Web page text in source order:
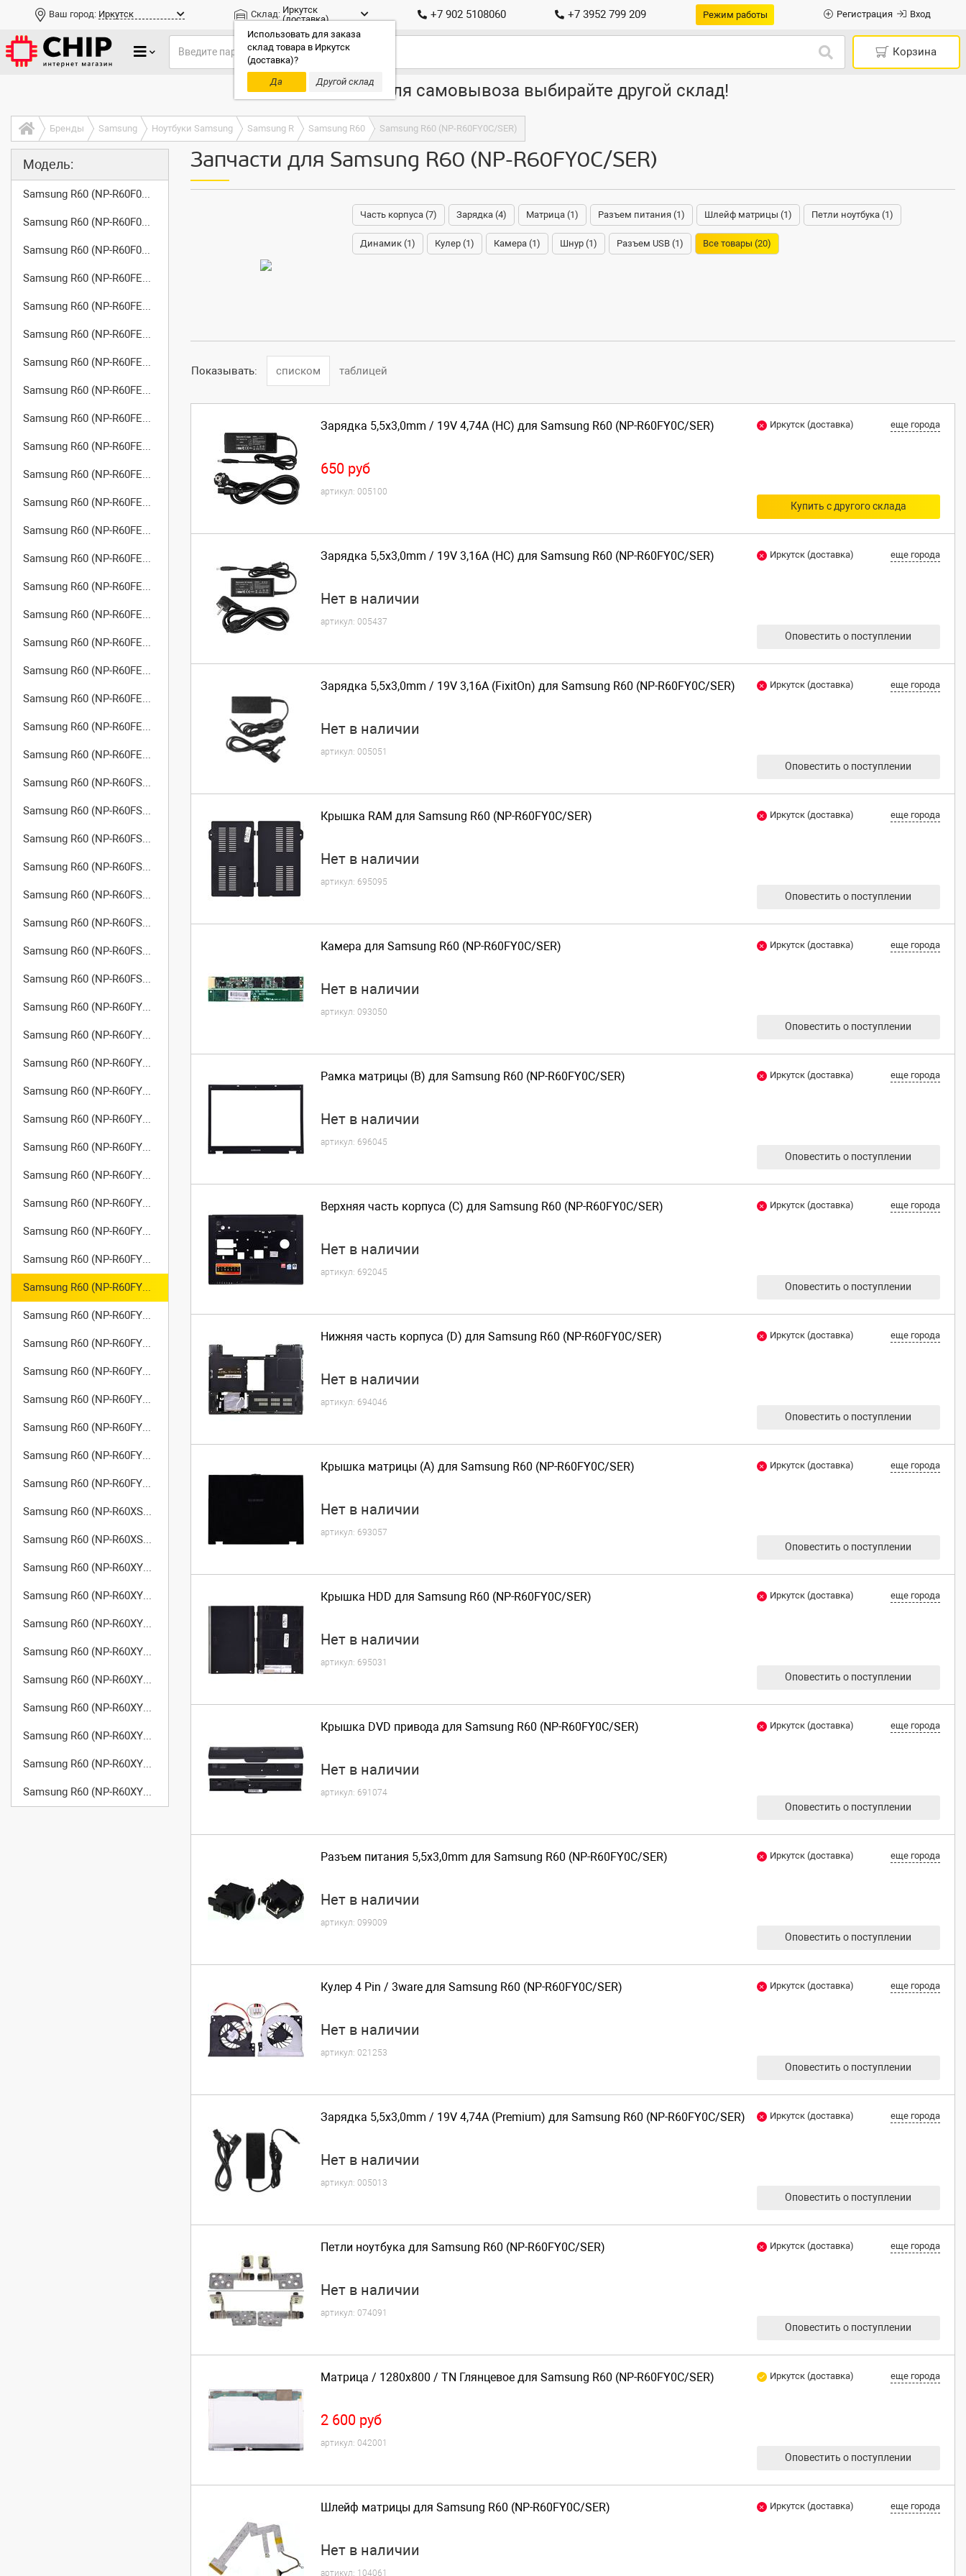
Ваш город: Иркутск Склад: Иркутск
(доставка)
Использовать для заказа
склад товара в Иркутск
(доставка)?
Да
Другой склад
+7 902 5108060 +7 3952 799 209 Режим работы Регистрация Вход
Корзина
Только доставка, для самовывоза выбирайте другой склад!
Бренды Samsung Ноутбуки Samsung Samsung R Samsung R60 Samsung R60 (NP-R60FY0C/SER)
Модель:
Samsung R60 (NP-R60F000/SER)
Samsung R60 (NP-R60F001/SER)
Samsung R60 (NP-R60F002/SER)
Samsung R60 (NP-R60FE01/SER)
Samsung R60 (NP-R60FE02/SER)
Samsung R60 (NP-R60FE03/SER)
Samsung R60 (NP-R60FE04/SER)
Samsung R60 (NP-R60FE06/SER)
Samsung R60 (NP-R60FE07/SER)
Samsung R60 (NP-R60FE08/SER)
Samsung R60 (NP-R60FE09/SER)
Samsung R60 (NP-R60FE0A/SER)
Samsung R60 (NP-R60FE0B/SER)
Samsung R60 (NP-R60FE0C/SER)
Samsung R60 (NP-R60FE0D/SER)
Samsung R60 (NP-R60FE0E/SER)
Samsung R60 (NP-R60FE0F/SER)
Samsung R60 (NP-R60FE0G/SER)
Samsung R60 (NP-R60FE0H/SER)
Samsung R60 (NP-R60FE0J/SER)
Samsung R60 (NP-R60FE0K/SER)
Samsung R60 (NP-R60FS02/SER)
Samsung R60 (NP-R60FS03/SER)
Samsung R60 (NP-R60FS04/SER)
Samsung R60 (NP-R60FS05/SER)
Samsung R60 (NP-R60FS06/SEK)
Samsung R60 (NP-R60FS06/SER)
Samsung R60 (NP-R60FS07/SER)
Samsung R60 (NP-R60FS08/SER)
Samsung R60 (NP-R60FY01/SER)
Samsung R60 (NP-R60FY02/SER)
Samsung R60 (NP-R60FY04/SER)
Samsung R60 (NP-R60FY05/SER)
Samsung R60 (NP-R60FY06/SER)
Samsung R60 (NP-R60FY07/SER)
Samsung R60 (NP-R60FY08/SER)
Samsung R60 (NP-R60FY09/SER)
Samsung R60 (NP-R60FY0A/SER)
Samsung R60 (NP-R60FY0B/SER)
Samsung R60 (NP-R60FY0C/SER)
Samsung R60 (NP-R60FY0D/SER)
Samsung R60 (NP-R60FY0E/SER)
Samsung R60 (NP-R60FY0F/SER)
Samsung R60 (NP-R60FY0G/SER)
Samsung R60 (NP-R60FY0H/SER)
Samsung R60 (NP-R60FY0L/SER)
Samsung R60 (NP-R60FYTE/SER)
Samsung R60 (NP-R60XS01/SER)
Samsung R60 (NP-R60XS02/SER)
Samsung R60 (NP-R60XY02/SER)
Samsung R60 (NP-R60XY03/SER)
Samsung R60 (NP-R60XY05/SER)
Samsung R60 (NP-R60XY06/SER)
Samsung R60 (NP-R60XY07/SER)
Samsung R60 (NP-R60XY08/SER)
Samsung R60 (NP-R60XY09/SER)
Samsung R60 (NP-R60XY0A/SEK)
Samsung R60 (NP-R60XY0B/SEK)
Запчасти для Samsung R60 (NP-R60FY0C/SER)
Часть корпуса (7) Зарядка (4) Матрица (1) Разъем питания (1) Шлейф матрицы (1) Петли ноутбука (1)
Динамик (1) Кулер (1) Камера (1) Шнур (1) Разъем USB (1) Все товары (20)
Показывать: списком таблицей
Зарядка 5,5x3,0mm / 19V 4,74A (HC) для Samsung R60 (NP-R60FY0C/SER)
650 руб
артикул: 005100
Иркутск (доставка) еще города
Купить с другого склада
Зарядка 5,5x3,0mm / 19V 3,16A (HC) для Samsung R60 (NP-R60FY0C/SER)
Нет в наличии
артикул: 005437
Иркутск (доставка) еще города
Оповестить о поступлении
Зарядка 5,5x3,0mm / 19V 3,16A (FixitOn) для Samsung R60 (NP-R60FY0C/SER)
Нет в наличии
артикул: 005051
Иркутск (доставка) еще города
Оповестить о поступлении
Крышка RAM для Samsung R60 (NP-R60FY0C/SER)
Нет в наличии
артикул: 695095
Иркутск (доставка) еще города
Оповестить о поступлении
Камера для Samsung R60 (NP-R60FY0C/SER)
Нет в наличии
артикул: 093050
Иркутск (доставка) еще города
Оповестить о поступлении
Рамка матрицы (B) для Samsung R60 (NP-R60FY0C/SER)
Нет в наличии
артикул: 696045
Иркутск (доставка) еще города
Оповестить о поступлении
Верхняя часть корпуса (C) для Samsung R60 (NP-R60FY0C/SER)
Нет в наличии
артикул: 692045
Иркутск (доставка) еще города
Оповестить о поступлении
Нижняя часть корпуса (D) для Samsung R60 (NP-R60FY0C/SER)
Нет в наличии
артикул: 694046
Иркутск (доставка) еще города
Оповестить о поступлении
Крышка матрицы (A) для Samsung R60 (NP-R60FY0C/SER)
Нет в наличии
артикул: 693057
Иркутск (доставка) еще города
Оповестить о поступлении
Крышка HDD для Samsung R60 (NP-R60FY0C/SER)
Нет в наличии
артикул: 695031
Иркутск (доставка) еще города
Оповестить о поступлении
Крышка DVD привода для Samsung R60 (NP-R60FY0C/SER)
Нет в наличии
артикул: 691074
Иркутск (доставка) еще города
Оповестить о поступлении
Разъем питания 5,5x3,0mm для Samsung R60 (NP-R60FY0C/SER)
Нет в наличии
артикул: 099009
Иркутск (доставка) еще города
Оповестить о поступлении
Кулер 4 Pin / 3ware для Samsung R60 (NP-R60FY0C/SER)
Нет в наличии
артикул: 021253
Иркутск (доставка) еще города
Оповестить о поступлении
Зарядка 5,5x3,0mm / 19V 4,74A (Premium) для Samsung R60 (NP-R60FY0C/SER)
Нет в наличии
артикул: 005013
Иркутск (доставка) еще города
Оповестить о поступлении
Петли ноутбука для Samsung R60 (NP-R60FY0C/SER)
Нет в наличии
артикул: 074091
Иркутск (доставка) еще города
Оповестить о поступлении
Матрица / 1280x800 / TN Глянцевое для Samsung R60 (NP-R60FY0C/SER)
2 600 руб
артикул: 042001
Иркутск (доставка) еще города
Оповестить о поступлении
Шлейф матрицы для Samsung R60 (NP-R60FY0C/SER)
Нет в наличии
артикул: 104061
Иркутск (доставка) еще города